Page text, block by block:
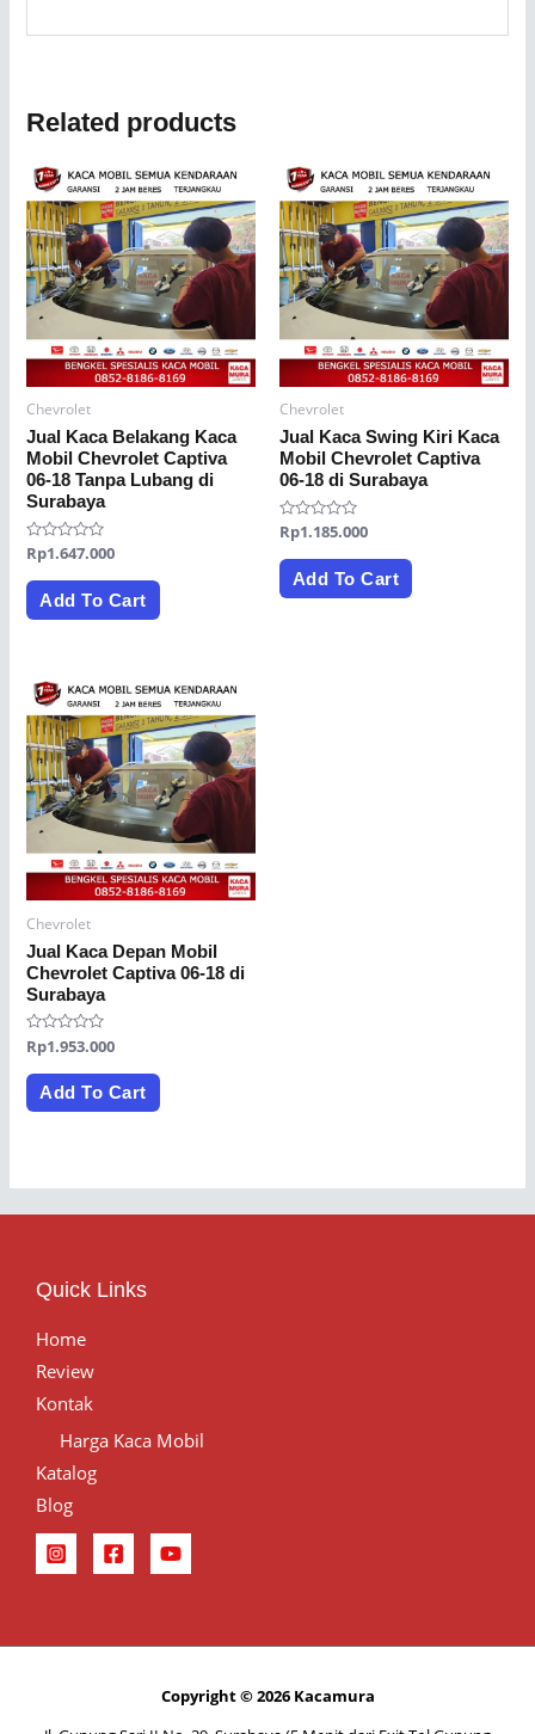
Related products
Chevrolet
Jual Kaca Belakang Kaca
Mobil Chevrolet Captiva
06-18 Tanpa Lubang di
Surabaya
Rated
out
Rp1.647.000
Add To Cart
Chevrolet
Jual Kaca Swing Kiri Kaca
Mobil Chevrolet Captiva
06-18 di Surabaya
Rated
out
Rp1.185.000
Add To Cart
Chevrolet
Jual Kaca Depan Mobil
Chevrolet Captiva 06-18 di
Surabaya
Rated
0
out
Rp1.953.000
Add To Cart
Quick Links
Home
Review
Kontak
Harga Kaca Mobil
Katalog
Blog
Copyright © 2026 Kacamura